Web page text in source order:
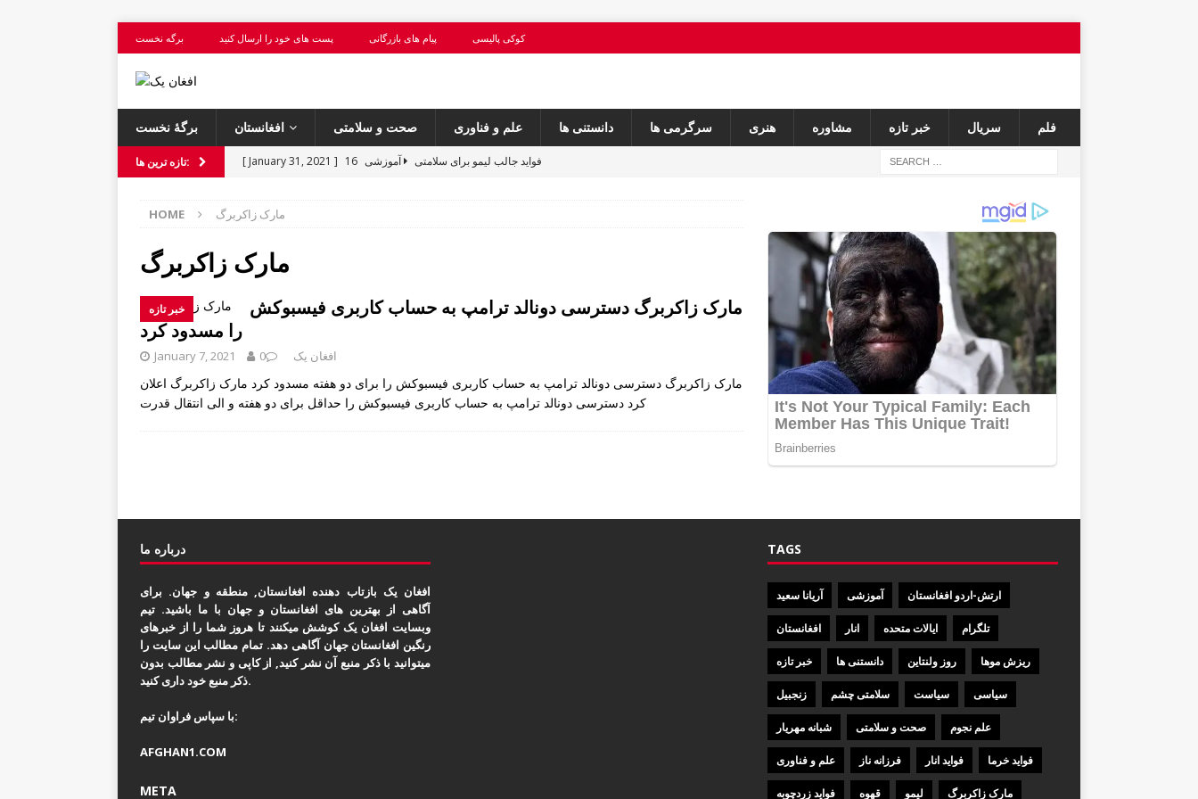
برگه نخست پست های خود را ارسال کنید پیام های بازرگانی کوکی پالیسی
برگهٔ نخست افغانستان صحت و سلامتی علم و فناوری دانستنی ها سرگرمی ها هنری مشاوره خبر تازه سریال فلم
تازه ترین ها: [ January 31, 2021 ] 16 فواید جالب لیمو برای سلامتی
آموزشی
[ January 31, 2021 ]
سلامتی
[ January 31, 2021 ]
[ February 14, 2021 ]
امروز روز ولنتاین است آیا شما در مورد آن معلومات کافی دارید؟ آموزشی
HOME مارک زاکربرگ
مارک زاکربرگ
خبر تازه
مارک زاکربرگ دسترسی دونالد ترامپ به حساب کاربری فیسبوکش
را مسدود کرد
January 7, 2021 افغان یک 0
مارک زاکربرگ دسترسی دونالد ترامپ به حساب کاربری فیسبوکش را برای دو هفته مسدود کرد مارک زاکربرگ اعلان
کرد دسترسی دونالد ترامپ به حساب کاربری فیسبوکش را حداقل برای دو هفته و الی انتقال قدرت
درباره ما
افغان یک بازتاب دهنده افغانستان, منطقه و جهان. برای
آگاهی از بهترین های افغانستان و جهان با ما باشید. تیم
وبسایت افغان یک کوشش میکنند تا هروز شما را از خبرهای
رنگین افغانستان جهان آگاهی دهد. تمام مطالب این سایت را
میتوانید با ذکر منبع آن نشر کنید, از کاپی و نشر مطالب بدون
ذکر منبع خود داری کنید.
با سپاس فراوان تیم:
AFGHAN1.COM
META
TAGS
آریانا سعید آموزشی ارتش-اردو افغانستان
افغانستان انار ایالات متحده تلگرام
خبر تازه دانستنی ها روز ولنتاین ریزش موها
زنجبیل سلامتی چشم سیاست سیاسی
شبانه مهریار صحت و سلامتی علم نجوم
علم و فناوری فرزانه ناز فواید انار فواید خرما
فواید زردچوبه قهوه لیمو مارک زاکربرگ